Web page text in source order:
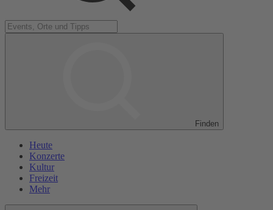
Finden
Heute
Konzerte
Kultur
Freizeit
Mehr